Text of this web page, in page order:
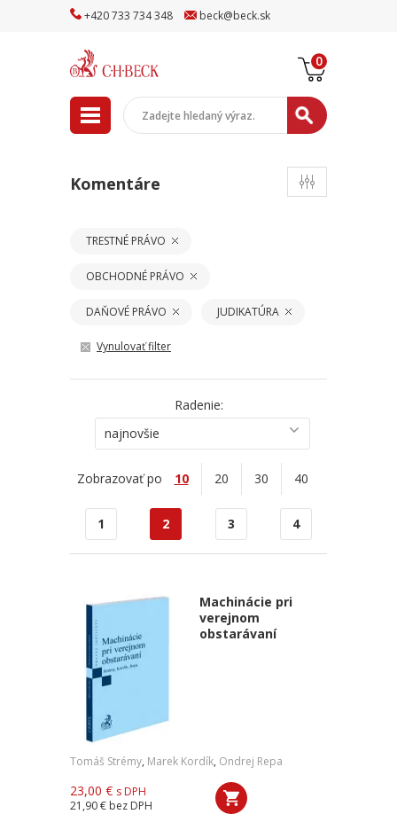
+420733 734348 beck@beck.sk
0
Komentáre
TRESTNÉ PRÁVO
OBCHODNÉ PRÁVO
DAŇOVÉ PRÁVO JUDIKATÚRA
Vynulovať filter
Radenie:
najnovšie
Zobrazovať po 10 20 30 40
1 2 3 4
Machinácie pri
verejnom
obstarávaní
Tomáš Strémy, Marek Kordík, Ondrej Repa
23,00 € s DPH
21,90 € bez DPH